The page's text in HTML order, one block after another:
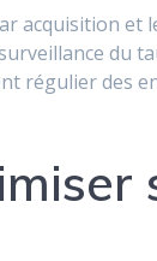
acquisition et
du
régulier des